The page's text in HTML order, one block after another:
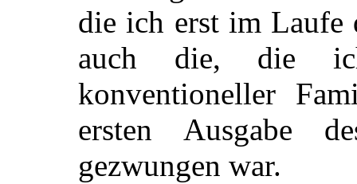
die ich erst im Laufe
auch die, die
konventioneller
ersten Ausgabe
gezwungen war.